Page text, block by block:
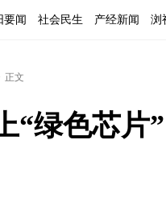
要闻 社会民生 产经新闻 浏
正文
“绿色芯片